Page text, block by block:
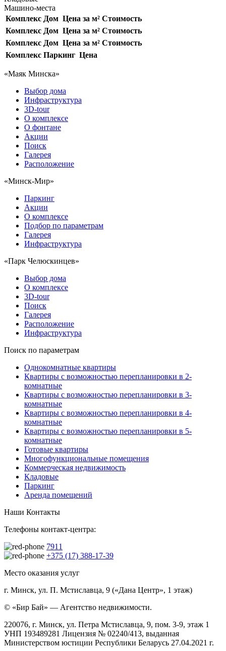
Машино-места
Комплекс Дом Цена за м² Стоимость
Комплекс Дом Цена за м² Стоимость
Комплекс Дом Цена за м² Стоимость
Комплекс Паркинг Цена
«Маяк Минска»
Выбор дома
Инфраструктура
3D-tour
О комплексе
О фонтане
Акции
Поиск
Галерея
Расположение
«Минск-Мир»
Паркинг
Акции
О комплексе
Подбор по параметрам
Галерея
Инфраструктура
«Парк Челюскинцев»
Выбор дома
О комплексе
3D-tour
Поиск
Галерея
Расположение
Инфраструктура
Поиск по параметрам
Однокомнатные квартиры
Квартиры с возможностью перепланировки в 2-
комнатные
Квартиры с возможностью перепланировки в 3-
комнатные
Квартиры с возможностью перепланировки в 4-
комнатные
Квартиры с возможностью перепланировки в 5-
комнатные
Готовые квартиры
Многофункциональные помещения
Коммерческая недвижимость
Кладовые
Паркинг
Аренда помещений
Наши Контакты
Телефоны контакт-центра:
7911
+375 (17) 388-17-39
Место оказания услуг
г. Минск, ул. П. Мстиславца, 9 («Дана Центр», 1 этаж)
© «Бир Бай» — Агентство недвижимости.
220076, г. Минск, ул. Петра Мстиславца, 9, пом. 3-9, этаж 1
УНП 193489281 Лицензия № 02240/413, выданная
Министерством юстиции Республики Беларусь 27.04.2021 г.